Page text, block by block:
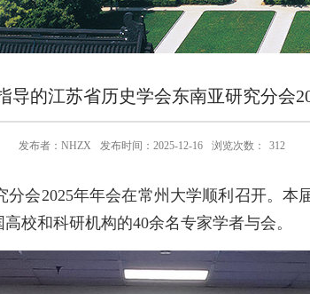
导的江苏省历史学会东南亚研究分会
发布者：NHZX 发布时间：2025-12-16 浏览次数： 312
分会2025年年会在常州大学顺利召开。
校和科研机构的40余名专家学者与会。